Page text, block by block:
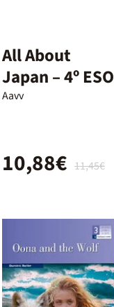
All About
Japan – 4º ESO
Aavv
11,45€
10,88€